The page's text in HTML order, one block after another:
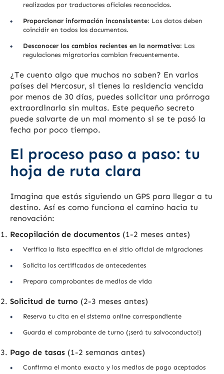
realizadas por traductores oficiales reconocidos.
Proporcionar información inconsistente: Los datos deben
coincidir en todos los documentos.
Desconocer los cambios recientes en la normativa: Las
regulaciones migratorias cambian frecuentemente.
¿Te cuento algo que muchos no saben? En varios
países del Mercosur, si tienes la residencia vencida
por menos de 30 días, puedes solicitar una prórroga
extraordinaria sin multas. Este pequeño secreto
puede salvarte de un mal momento si se te pasó la
fecha por poco tiempo.
El proceso paso a paso: tu
hoja de ruta clara
Imagina que estás siguiendo un GPS para llegar a tu
destino. Así es como funciona el camino hacia tu
renovación:
Recopilación de documentos (1-2 meses antes)
Verifica la lista específica en el sitio oficial de migraciones
Solicita los certificados de antecedentes
Prepara comprobantes de medios de vida
Solicitud de turno (2-3 meses antes)
Reserva tu cita en el sistema online correspondiente
Guarda el comprobante de turno (¡será tu salvoconducto!)
Pago de tasas (1-2 semanas antes)
Confirma el monto exacto y los medios de pago aceptados